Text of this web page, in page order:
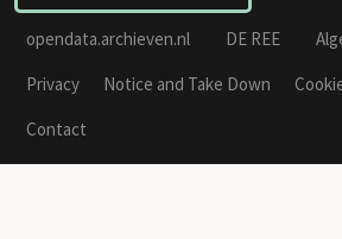
opendata.archieven.nl DE REE
Privacy
Notice and Take Down
Contact